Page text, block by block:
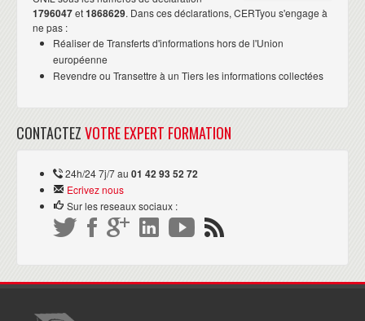
1796047et1868629. Dans ces déclarations, CERTyou s'engage à
ne pas :
Réaliser de Transferts d'informations hors de l'Union
européenne
Revendre ou Transettre à un Tiers les informations collectées
CONTACTEZVOTRE EXPERT FORMATION
24h/24 7j/7 au 01 42 93 52 72
Ecrivez nous
Sur les reseaux sociaux :